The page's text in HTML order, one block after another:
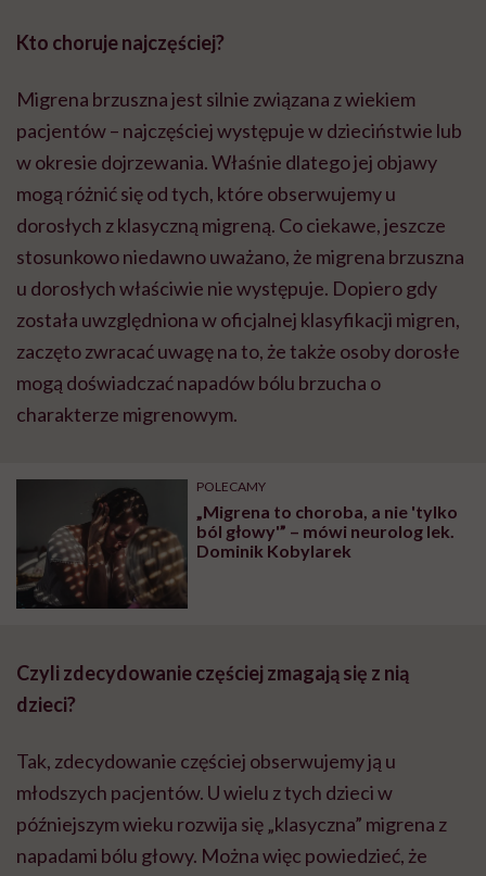
Kto choruje najczęściej?
Migrena brzuszna jest silnie związana z wiekiem
pacjentów – najczęściej występuje w dzieciństwie lub
w okresie dojrzewania. Właśnie dlatego jej objawy
mogą różnić się od tych, które obserwujemy u
dorosłych z klasyczną migreną. Co ciekawe, jeszcze
stosunkowo niedawno uważano, że migrena brzuszna
u dorosłych właściwie nie występuje. Dopiero gdy
została uwzględniona w oficjalnej klasyfikacji migren,
zaczęto zwracać uwagę na to, że także osoby dorosłe
mogą doświadczać napadów bólu brzucha o
charakterze migrenowym.
POLECAMY
„Migrena to choroba, a nie 'tylko
ból głowy'” – mówi neurolog lek.
Dominik Kobylarek
Czyli zdecydowanie częściej zmagają się z nią
dzieci?
Tak, zdecydowanie częściej obserwujemy ją u
młodszych pacjentów. U wielu z tych dzieci w
późniejszym wieku rozwija się „klasyczna” migrena z
napadami bólu głowy. Można więc powiedzieć, że